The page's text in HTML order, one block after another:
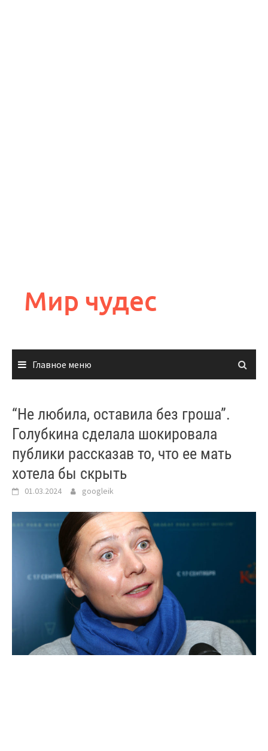
содержимому
Мир чудес
Главное меню
“Не любила, оставила без гроша”.
Голубкина сделала шокировала
публики рассказав то, что ее мать
хотела бы скрыть
01.03.2024 googleik